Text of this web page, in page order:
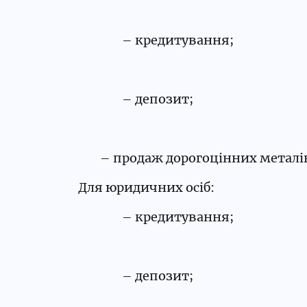
– кредитування;
– депозит;
– продаж дорогоцінних
Для юридичних осіб:
– кредитування;
– депозит;